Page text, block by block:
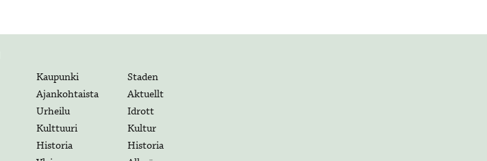
Kaupunki
Staden
Ajankohtaista
Aktuellt
Urheilu
Idrott
Kulttuuri
Kultur
Historia
Historia